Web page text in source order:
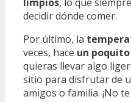
decidir dónde comer.
Por último, la
veces, hace un
quieras llevar algo
sitio para disfrutar de
amigos o familia. ¡No